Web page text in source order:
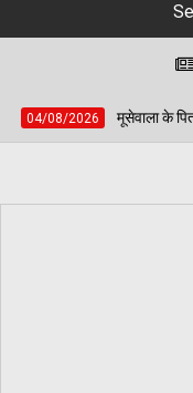
की लाचारी पर राजनीति